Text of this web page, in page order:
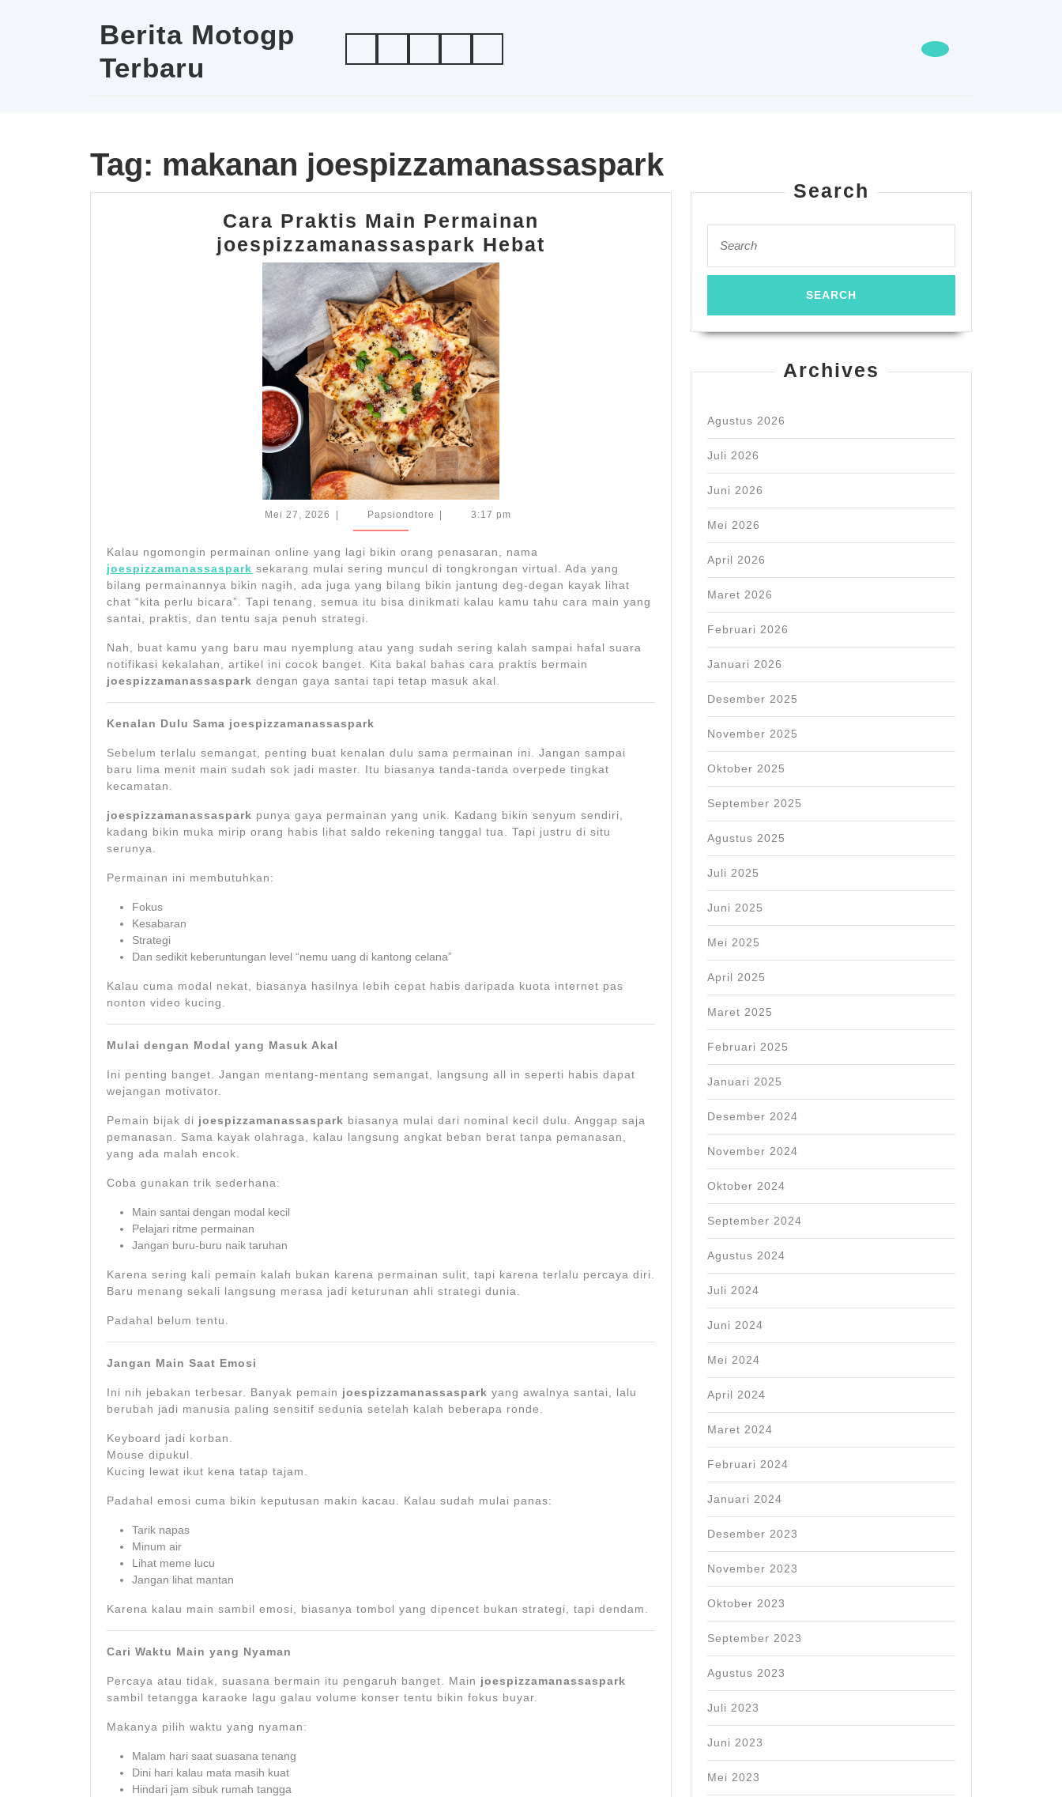
Berita Motogp
Terbaru
Tag: makanan joespizzamanassaspark
Cara Praktis Main Permainan
joespizzamanassaspark Hebat
joespizzamanassaspark
Mei 27, 2026 Mei
Papsiondtore Papsiondtore
3:17 pm
Kalau ngomongin permainan online yang lagi bikin orang penasaran, nama
joespizzamanassaspark sekarang mulai sering muncul di tongkrongan virtual. Ada yang
bilang permainannya bikin nagih, ada juga yang bilang bikin jantung deg-degan kayak lihat
chat “kita perlu bicara”. Tapi tenang, semua itu bisa dinikmati kalau kamu tahu cara main yang
santai, praktis, dan tentu saja penuh strategi.
Nah, buat kamu yang baru mau nyemplung atau yang sudah sering kalah sampai hafal suara
notifikasi kekalahan, artikel ini cocok banget. Kita bakal bahas cara praktis bermain
joespizzamanassaspark dengan gaya santai tapi tetap masuk akal.
Kenalan Dulu Sama joespizzamanassaspark
Sebelum terlalu semangat, penting buat kenalan dulu sama permainan ini. Jangan sampai
baru lima menit main sudah sok jadi master. Itu biasanya tanda-tanda overpede tingkat
kecamatan.
joespizzamanassaspark punya gaya permainan yang unik. Kadang bikin senyum sendiri,
kadang bikin muka mirip orang habis lihat saldo rekening tanggal tua. Tapi justru di situ
serunya.
Permainan ini membutuhkan:
Fokus
Kesabaran
Strategi
Dan sedikit keberuntungan level “nemu uang di kantong celana”
Kalau cuma modal nekat, biasanya hasilnya lebih cepat habis daripada kuota internet pas
nonton video kucing.
Mulai dengan Modal yang Masuk Akal
Ini penting banget. Jangan mentang-mentang semangat, langsung all in seperti habis dapat
wejangan motivator.
Pemain bijak di joespizzamanassaspark biasanya mulai dari nominal kecil dulu. Anggap saja
pemanasan. Sama kayak olahraga, kalau langsung angkat beban berat tanpa pemanasan,
yang ada malah encok.
Coba gunakan trik sederhana:
Main santai dengan modal kecil
Pelajari ritme permainan
Jangan buru-buru naik taruhan
Karena sering kali pemain kalah bukan karena permainan sulit, tapi karena terlalu percaya diri.
Baru menang sekali langsung merasa jadi keturunan ahli strategi dunia.
Padahal belum tentu.
Jangan Main Saat Emosi
Ini nih jebakan terbesar. Banyak pemain joespizzamanassaspark yang awalnya santai, lalu
berubah jadi manusia paling sensitif sedunia setelah kalah beberapa ronde.
Keyboard jadi korban.
Mouse dipukul.
Kucing lewat ikut kena tatap tajam.
Padahal emosi cuma bikin keputusan makin kacau. Kalau sudah mulai panas:
Tarik napas
Minum air
Lihat meme lucu
Jangan lihat mantan
Karena kalau main sambil emosi, biasanya tombol yang dipencet bukan strategi, tapi dendam.
Cari Waktu Main yang Nyaman
Percaya atau tidak, suasana bermain itu pengaruh banget. Main joespizzamanassaspark
sambil tetangga karaoke lagu galau volume konser tentu bikin fokus buyar.
Makanya pilih waktu yang nyaman:
Malam hari saat suasana tenang
Dini hari kalau mata masih kuat
Hindari jam sibuk rumah tangga
Search
for:
Archives
Agustus 2026
Juli 2026
Juni 2026
Mei 2026
April 2026
Maret 2026
Februari 2026
Januari 2026
Desember 2025
November 2025
Oktober 2025
September 2025
Agustus 2025
Juli 2025
Juni 2025
Mei 2025
April 2025
Maret 2025
Februari 2025
Januari 2025
Desember 2024
November 2024
Oktober 2024
September 2024
Agustus 2024
Juli 2024
Juni 2024
Mei 2024
April 2024
Maret 2024
Februari 2024
Januari 2024
Desember 2023
November 2023
Oktober 2023
September 2023
Agustus 2023
Juli 2023
Juni 2023
Mei 2023